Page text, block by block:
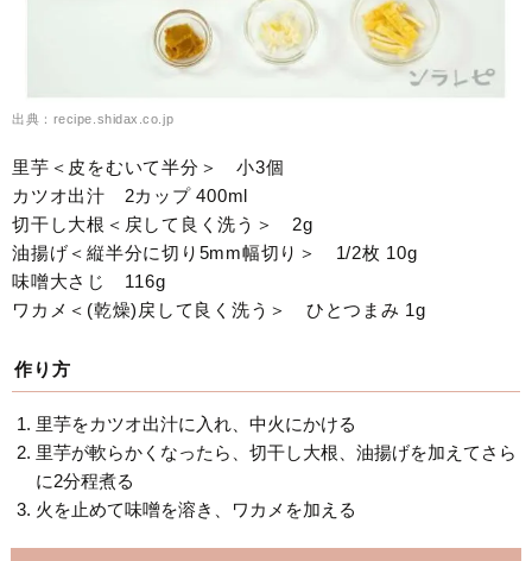
出典：recipe.shidax.co.jp
里芋＜皮をむいて半分＞ 小3個
カツオ出汁 2カップ 400ml
切干し大根＜戻して良く洗う＞ 2g
油揚げ＜縦半分に切り5mm幅切り＞ 1/2枚 10g
味噌大さじ 116g
ワカメ＜(乾燥)戻して良く洗う＞ ひとつまみ 1g
作り方
里芋をカツオ出汁に入れ、中火にかける
里芋が軟らかくなったら、切干し大根、油揚げを加えてさら
に2分程煮る
火を止めて味噌を溶き、ワカメを加える